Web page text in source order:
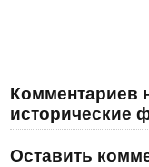
Комментариев
исторические
Оставить